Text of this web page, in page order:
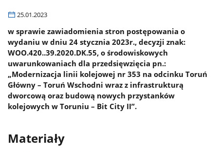
25.01.2023
w sprawie zawiadomienia stron postępowania o
wydaniu w dniu 24 stycznia 2023r., decyzji znak:
WOO.420..39.2020.DK.55, o środowiskowych
uwarunkowaniach dla przedsięwzięcia pn.:
„Modernizacja linii kolejowej nr 353 na odcinku Toruń
Główny – Toruń Wschodni wraz z infrastrukturą
dworcową oraz budową nowych przystanków
kolejowych w Toruniu – Bit City II”.
Materiały